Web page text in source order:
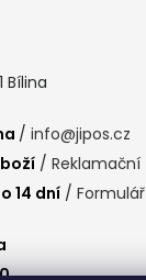
Bílina
/ info@jipos.cz
/
14 dní /